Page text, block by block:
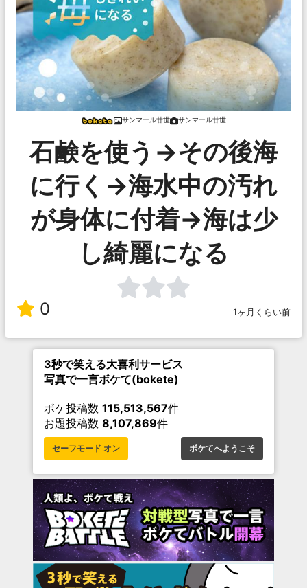
サンマール廿世 サンマール廿世
石鹸を使う→その後海
に行く→海水中の汚れ
が身体に付着→海は少
し綺麗になる
0 1ヶ月くらい前
3秒で笑える大喜利サービス
写真で一言ボケて(bokete)
ボケ投稿数 115,513,567件
お題投稿数 8,107,869件
セーフモード オン ボケてへようこそ